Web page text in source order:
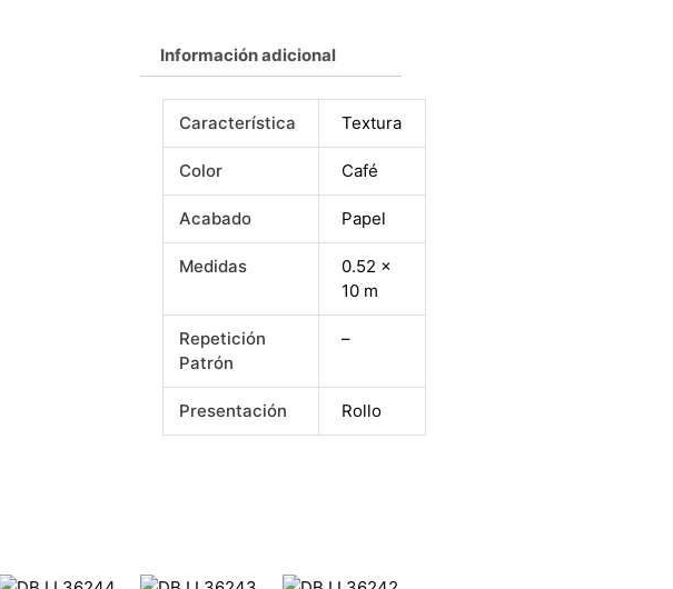
Información adicional
Característica Textura
Color Café
Acabado Papel
Medidas
0.52 x
10 m
Repetición
Patrón
–
Presentación Rollo